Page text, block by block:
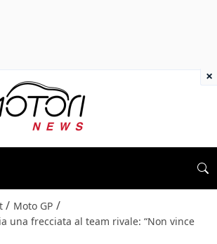
/ Moto GP /
una frecciata al team rivale: “Non vince
×